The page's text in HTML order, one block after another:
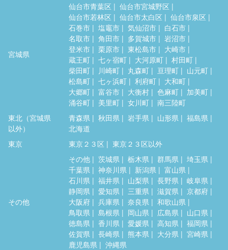
宮城県
仙台市青葉区
仙台市宮城野区
仙台市若林区
仙台市太白区
仙台市泉区
石巻市
塩竈市 気仙沼市
白石市
名取市
角田市 多賀城市
岩沼市
登米市
栗原市 東松島市
大崎市
蔵王町
七ヶ宿町 大河原町
村田町
柴田町
川崎町 丸森町 亘理町
山元町
松島町
七ヶ浜町 利府町
大和町
大郷町
富谷市 大衡村 色麻町
加美町
涌谷町
美里町 女川町
南三陸町
東北（宮城県
以外）
青森県 秋田県 岩手県 山形県
福島県
北海道
東京
東京２３区 東京２３区以外
その他
その他 茨城県 栃木県 群馬県
埼玉県
千葉県
神奈川県 新潟県
富山県
石川県
福井県 山梨県 長野県
岐阜県
静岡県
愛知県 三重県 滋賀県
京都府
大阪府
兵庫県 奈良県
和歌山県
鳥取県
島根県 岡山県 広島県
山口県
徳島県
香川県 愛媛県 高知県
福岡県
佐賀県
長崎県 熊本県 大分県
宮崎県
鹿児島県
沖縄県